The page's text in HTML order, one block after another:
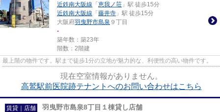
近鉄南大阪線 「 恵我ノ荘 」駅 徒歩15分
近鉄南大阪線 「 藤井寺 」駅 徒歩15分
大阪府羽曳野市島泉 ９丁目
-
築年数：築23年
階数：2階建
最上階の物件です。駅まで徒歩1分の立地が魅力的な、利便性の高い物件です。
現在空室情報がありません。
高鷲駅前医院跡テナントへのお問い合わせはこちら
賃貸｜店舗 羽曳野市島泉8丁目１棟貸し店舗